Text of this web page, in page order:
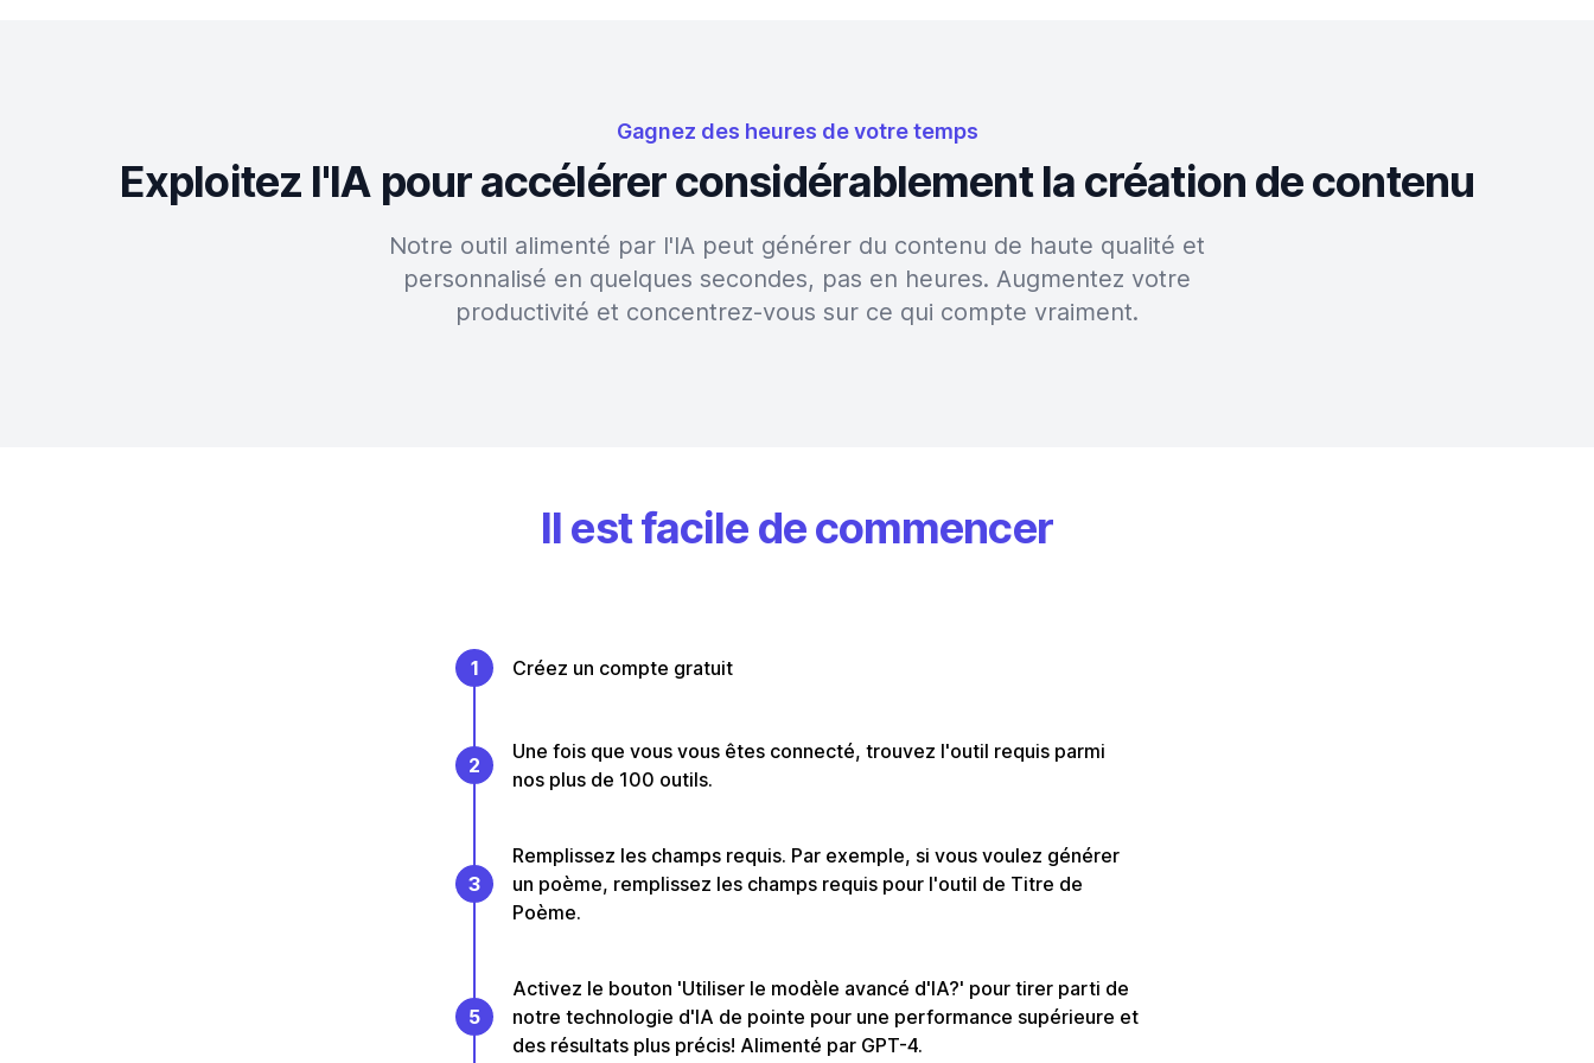
Gagnez des heures de votre temps
Exploitez l'IA pour accélérer considérablement la création de contenu
Notre outil alimenté par l'IA peut générer du contenu de haute qualité et
personnalisé en quelques secondes, pas en heures. Augmentez votre
productivité et concentrez-vous sur ce qui compte vraiment.
Il est facile de commencer
1 Créez un compte gratuit
2
Une fois que vous vous êtes connecté, trouvez l'outil requis parmi
nos plus de 100 outils.
3
Remplissez les champs requis. Par exemple, si vous voulez générer
un poème, remplissez les champs requis pour l'outil de Titre de
Poème.
5
Activez le bouton 'Utiliser le modèle avancé d'IA?' pour tirer parti de
notre technologie d'IA de pointe pour une performance supérieure et
des résultats plus précis! Alimenté par GPT-4.